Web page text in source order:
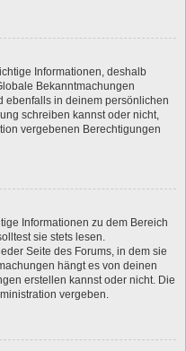
Informationen, deshalb
Bekanntmachungen
ebenfalls in deinem persönlichen
schreiben kannst oder nicht,
vergebenen Berechtigungen
Informationen zu dem Bereich
sie stets lesen.
Seite des Forums, in dem sie
hängt es von deinen
erstellen kannst oder nicht. Die
vergeben.